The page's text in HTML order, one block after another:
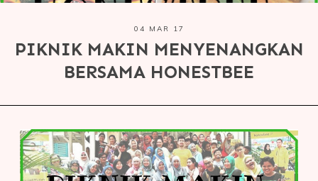
04 MAR 17
PIKNIK MAKIN MENYENANGKAN
BERSAMA HONESTBEE